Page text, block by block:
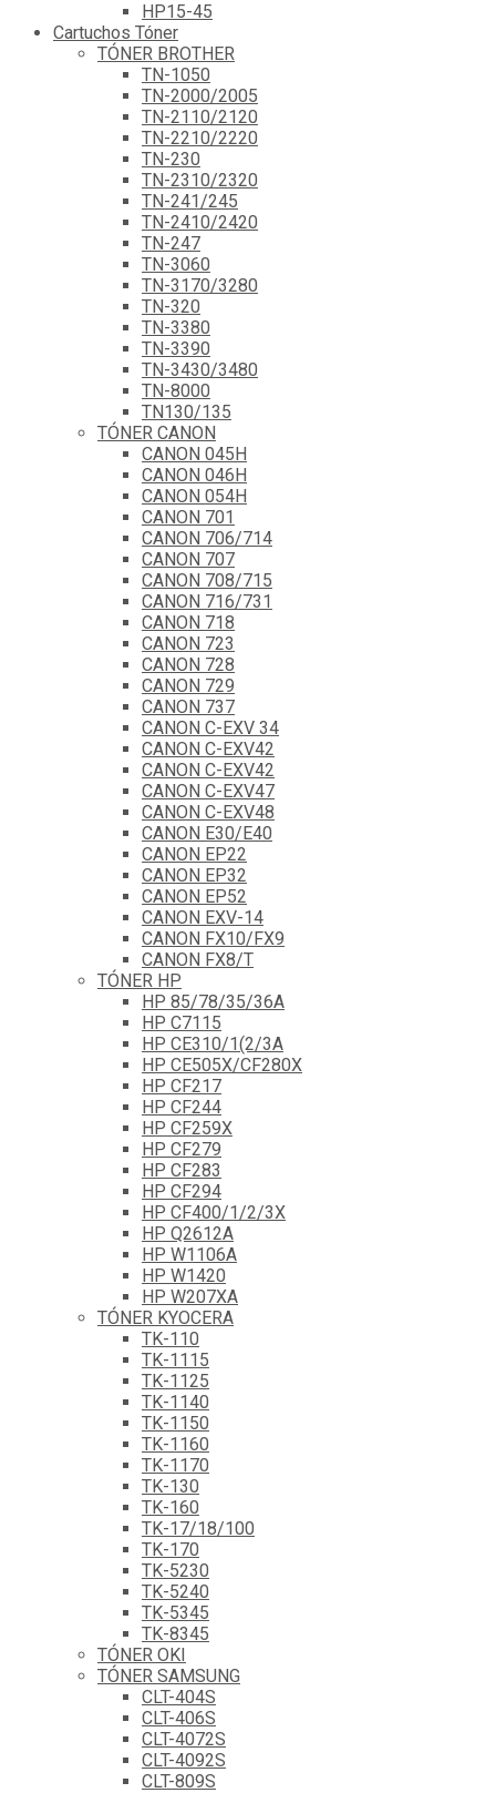
HP15-45
Cartuchos Tóner
TÓNER BROTHER
TN-1050
TN-2000/2005
TN-2110/2120
TN-2210/2220
TN-230
TN-2310/2320
TN-241/245
TN-2410/2420
TN-247
TN-3060
TN-3170/3280
TN-320
TN-3380
TN-3390
TN-3430/3480
TN-8000
TN130/135
TÓNER CANON
CANON 045H
CANON 046H
CANON 054H
CANON 701
CANON 706/714
CANON 707
CANON 708/715
CANON 716/731
CANON 718
CANON 723
CANON 728
CANON 729
CANON 737
CANON C-EXV 34
CANON C-EXV42
CANON C-EXV42
CANON C-EXV47
CANON C-EXV48
CANON E30/E40
CANON EP22
CANON EP32
CANON EP52
CANON EXV-14
CANON FX10/FX9
CANON FX8/T
TÓNER HP
HP 85/78/35/36A
HP C7115
HP CE310/1(2/3A
HP CE505X/CF280X
HP CF217
HP CF244
HP CF259X
HP CF279
HP CF283
HP CF294
HP CF400/1/2/3X
HP Q2612A
HP W1106A
HP W1420
HP W207XA
TÓNER KYOCERA
TK-110
TK-1115
TK-1125
TK-1140
TK-1150
TK-1160
TK-1170
TK-130
TK-160
TK-17/18/100
TK-170
TK-5230
TK-5240
TK-5345
TK-8345
TÓNER OKI
TÓNER SAMSUNG
CLT-404S
CLT-406S
CLT-4072S
CLT-4092S
CLT-809S